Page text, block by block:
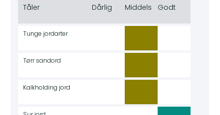
Tåler Dårlig Middels Godt
Tunge jordarter
Tørr sandord
Kalkholding jord